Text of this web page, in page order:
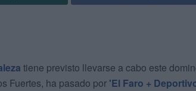
tiene previsto llevarse a cabo este
Fuertes, ha pasado por 'El Faro +